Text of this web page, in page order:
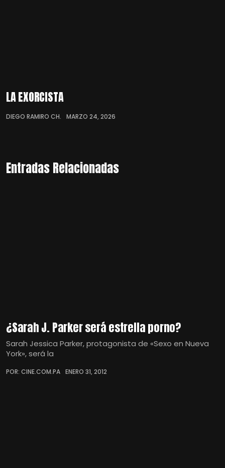
LA EXORCISTA
DIEGO RAMIRO CH. MARZO 24, 2026
Entradas Relacionadas
¿Sarah J. Parker será estrella porno?
Sarah Jessica Parker, protagonista de «Sexo en Nueva
York», será la
POR: CINE.COM.PA ENERO 31, 2012